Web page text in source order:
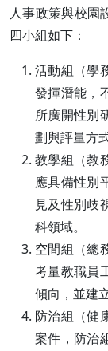
人事政策與校園
四小組如下：
活動組（學
發揮潛能，
所廣開性別
劃與評量方式
教學組（教
應具備性別
見及性別歧
科領域。
空間組（總
考量教職員
傾向，並建
防治組（健
案件，防治